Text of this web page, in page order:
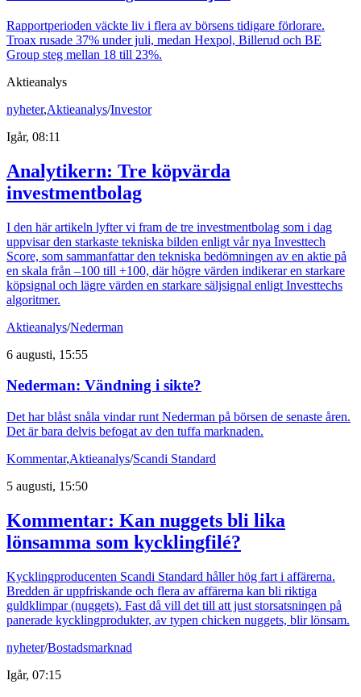
Rapportperioden väckte liv i flera av börsens tidigare förlorare.
Troax rusade 37% under juli, medan Hexpol, Billerud och BE
Group steg mellan 18 till 23%.
Aktieanalys
nyheter,Aktieanalys/Investor
Igår, 08:11
Analytikern: Tre köpvärda
investmentbolag
I den här artikeln lyfter vi fram de tre investmentbolag som i dag
uppvisar den starkaste tekniska bilden enligt vår nya Investtech
Score, som sammanfattar den tekniska bedömningen av en aktie på
en skala från –100 till +100, där högre värden indikerar en starkare
köpsignal och lägre värden en starkare säljsignal enligt Investtechs
algoritmer.
Aktieanalys/Nederman
6 augusti, 15:55
Nederman: Vändning i sikte?
Det har blåst snåla vindar runt Nederman på börsen de senaste åren.
Det är bara delvis befogat av den tuffa marknaden.
Kommentar,Aktieanalys/Scandi Standard
5 augusti, 15:50
Kommentar: Kan nuggets bli lika
lönsamma som kycklingfilé?
Kycklingproducenten Scandi Standard håller hög fart i affärerna.
Bredden är uppfriskande och flera av affärerna kan bli riktiga
guldklimpar (nuggets). Fast då vill det till att just storsatsningen på
panerade kycklingprodukter, av typen chicken nuggets, blir lönsam.
nyheter/Bostadsmarknad
Igår, 07:15